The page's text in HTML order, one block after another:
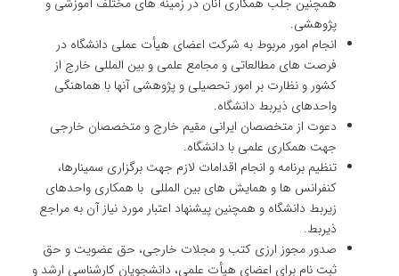
پژوهشی.
انجام امور مربوط به شرکت اعضای هیأت عملی دانشگاه در
فرصت های مطالعاتی و مجامع علمی و بین المللی خارج از
کشور و نظارت بر امور تحصیلی و پژوهشی آنها با هماهنگی
واحدهای ذیربط دانشگاه.
دعوت از متخصصان ایرانی مقیم خارج و متخصصان خارجی
جهت همکاری علمی با دانشگاه.
تنظیم برنامه و انجام اقدامات لازم جهت برگزاری سمینارها،
کنفرانس ها و همایش های بین المللی با همکاری واحدهای
زیربط دانشگاه و همچنین پیشنهاد اعتبار مورد نیاز آن به مراجع
ذیربط.
صدور مجوز ارزی کتب و مجلات خارجی، حق عضویت و حق
ثبت نام برای اعضای هیأت علمی، دانشجویان کارشناسی ارشد و